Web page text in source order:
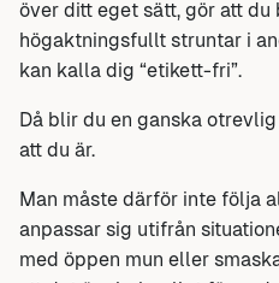
över ditt eget sätt, gör att du
högaktningsfullt struntar i
kan kalla dig “etikett-fri”.
Då blir du en ganska
att du är.
Man måste därför inte följa
anpassar sig utifrån
med öppen mun eller